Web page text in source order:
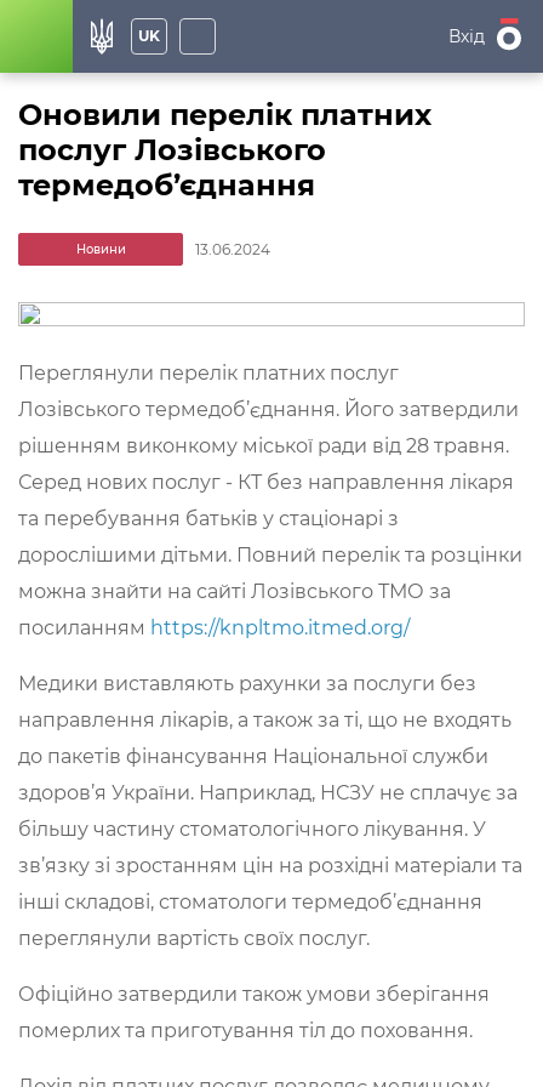
UK Вхід
Оновили перелік платних
послуг Лозівського
термедоб’єднання
Новини 13.06.2024
Переглянули перелік платних послуг
Лозівського термедоб’єднання. Його затвердили
рішенням виконкому міської ради від 28 травня.
Серед нових послуг - КТ без направлення лікаря
та перебування батьків у стаціонарі з
дорослішими дітьми. Повний перелік та розцінки
можна знайти на сайті Лозівського ТМО за
посиланням https://knpltmo.itmed.org/
Медики виставляють рахунки за послуги без
направлення лікарів, а також за ті, що не входять
до пакетів фінансування Національної служби
здоров’я України. Наприклад, НСЗУ не сплачує за
більшу частину стоматологічного лікування. У
зв’язку зі зростанням цін на розхідні матеріали та
інші складові, стоматологи термедоб’єднання
переглянули вартість своїх послуг.
Офіційно затвердили також умови зберігання
померлих та приготування тіл до поховання.